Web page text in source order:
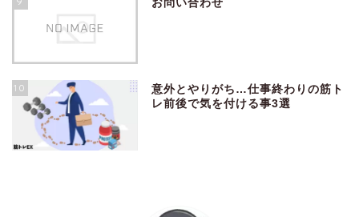
お問い合わせ
10
意外とやりがち…仕事終わりの筋ト
レ前後で気を付ける事3選